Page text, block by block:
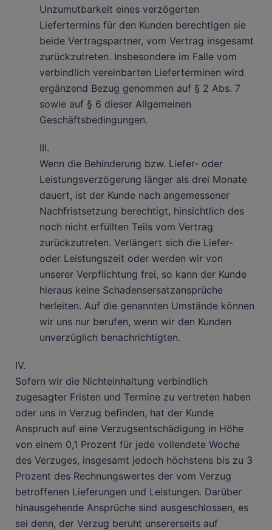
Unzumutbarkeit eines verzögerten
Liefertermins für den Kunden berechtigen sie
beide Vertragspartner, vom Vertrag insgesamt
zurückzutreten. Insbesondere im Falle vom
verbindlich vereinbarten Lieferterminen wird
ergänzend Bezug genommen auf § 2 Abs. 7
sowie auf § 6 dieser Allgemeinen
Geschäftsbedingungen.
III.
Wenn die Behinderung bzw. Liefer- oder
Leistungsverzögerung länger als drei Monate
dauert, ist der Kunde nach angemessener
Nachfristsetzung berechtigt, hinsichtlich des
noch nicht erfüllten Teils vom Vertrag
zurückzutreten. Verlängert sich die Liefer-
oder Leistungszeit oder werden wir von
unserer Verpflichtung frei, so kann der Kunde
hieraus keine Schadensersatzansprüche
herleiten. Auf die genannten Umstände können
wir uns nur berufen, wenn wir den Kunden
unverzüglich benachrichtigten.
IV.
Sofern wir die Nichteinhaltung verbindlich
zugesagter Fristen und Termine zu vertreten haben
oder uns in Verzug befinden, hat der Kunde
Anspruch auf eine Verzugsentschädigung in Höhe
von einem 0,1 Prozent für jede vollendete Woche
des Verzuges, insgesamt jedoch höchstens bis zu 3
Prozent des Rechnungswertes der vom Verzug
betroffenen Lieferungen und Leistungen. Darüber
hinausgehende Ansprüche sind ausgeschlossen, es
sei denn, der Verzug beruht unsererseits auf